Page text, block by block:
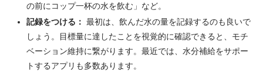
の前にコップ一杯の水を飲む」など。
記録をつける： 最初は、飲んだ水の量を記録するのも良いで
しょう。目標量に達したことを視覚的に確認できると、モチ
ベーション維持に繋がります。最近では、水分補給をサポー
トするアプリも多数あります。